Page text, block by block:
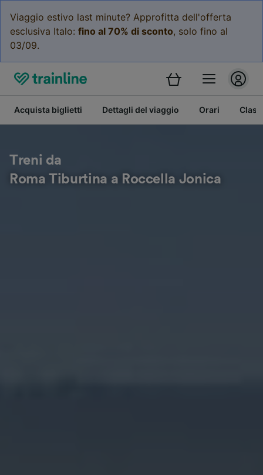
Viaggio estivo last minute? Approfitta dell'offerta
esclusiva Italo: fino al 70% di sconto, solo fino al
03/09.
Acquista biglietti Dettagli del viaggio Orari
Treni da
Roma Tiburtina a Roccella Jonica